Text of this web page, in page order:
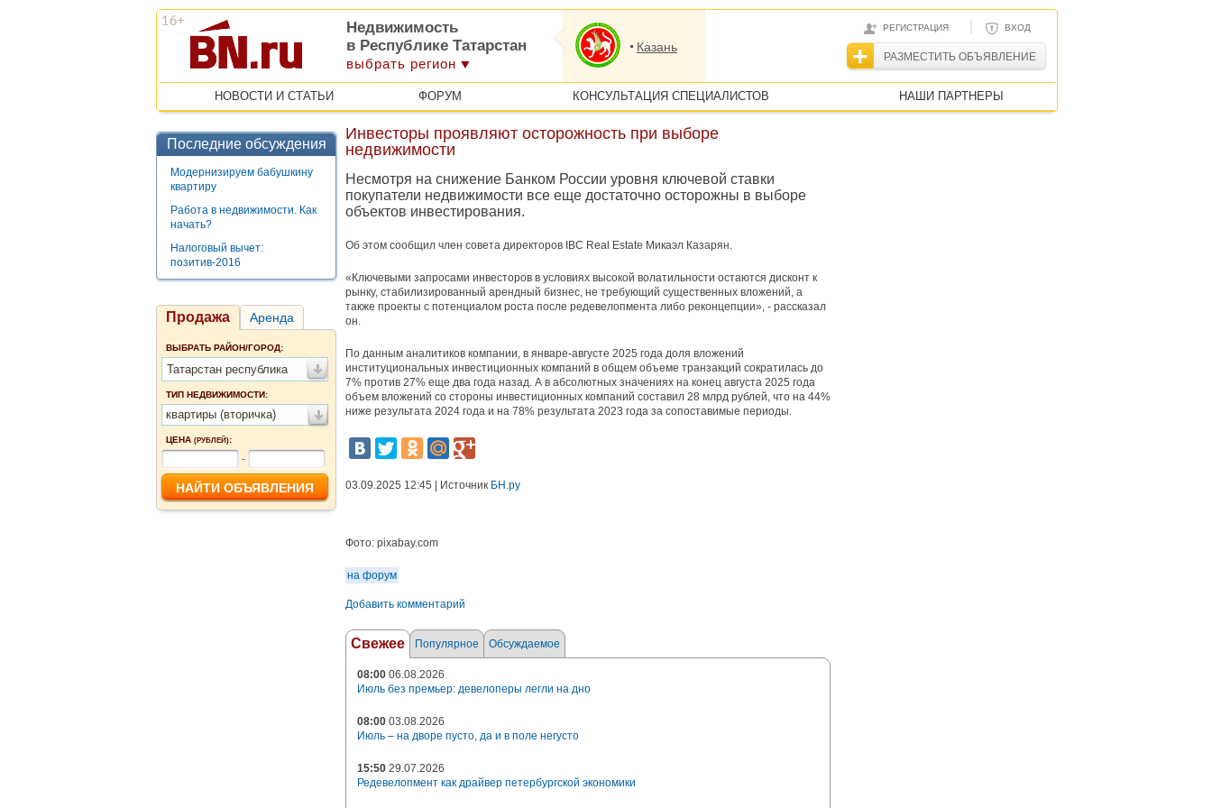
РЕГИСТРАЦИЯ | ВХОД
РАЗМЕСТИТЬ ОБЪЯВЛЕНИЕ
Недвижимость
в Республике Татарстан
выбрать регион
Казань
НОВОСТИ И СТАТЬИ ФОРУМ КОНСУЛЬТАЦИЯ СПЕЦИАЛИСТОВ НАШИ ПАРТНЕРЫ
Последние обсуждения
Модернизируем бабушкину
квартиру
Работа в недвижимости. Как
начать?
Налоговый вычет:
позитив-2016
Продажа Аренда
ВЫБРАТЬ РАЙОН/ГОРОД:
Татарстан республика
ТИП НЕДВИЖИМОСТИ:
квартиры (вторичка)
ЦЕНА (РУБЛЕЙ):
-
Инвесторы проявляют осторожность при выборе
недвижимости
Несмотря на снижение Банком России уровня ключевой ставки
покупатели недвижимости все еще достаточно осторожны в выборе
объектов инвестирования.
Об этом сообщил член совета директоров IBC Real Estate Микаэл Казарян.
«Ключевыми запросами инвесторов в условиях высокой волатильности остаются дисконт к
рынку, стабилизированный арендный бизнес, не требующий существенных вложений, а
также проекты с потенциалом роста после редевелопмента либо реконцепции», - рассказал
он.
По данным аналитиков компании, в январе-августе 2025 года доля вложений
институциональных инвестиционных компаний в общем объеме транзакций сократилась до
7% против 27% еще два года назад. А в абсолютных значениях на конец августа 2025 года
объем вложений со стороны инвестиционных компаний составил 28 млрд рублей, что на 44%
ниже результата 2024 года и на 78% результата 2023 года за сопоставимые периоды.
03.09.2025 12:45 | Источник БН.ру
Фото: pixabay.com
на форум
Добавить комментарий
Свежее Популярное Обсуждаемое
08:00 06.08.2026
Июль без премьер: девелоперы легли на дно
08:00 03.08.2026
Июль – на дворе пусто, да и в поле негусто
15:50 29.07.2026
Редевелопмент как драйвер петербургской экономики